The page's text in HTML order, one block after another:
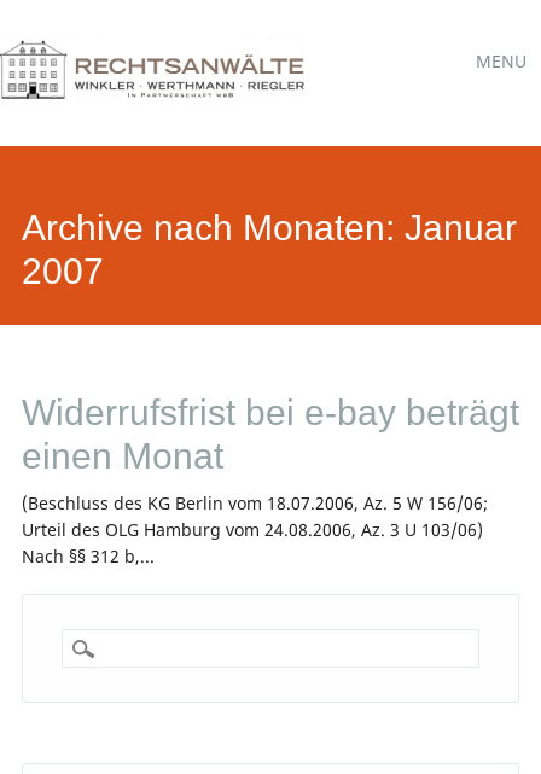
MENU
Archive nach Monaten: Januar
2007
Widerrufsfrist bei e-bay beträgt
einen Monat
(Beschluss des KG Berlin vom 18.07.2006, Az. 5 W 156/06;
Urteil des OLG Hamburg vom 24.08.2006, Az. 3 U 103/06)
Nach §§ 312 b,...